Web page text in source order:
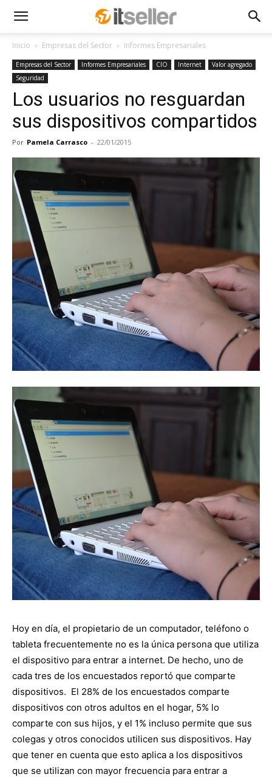
Inicio Empresas del Sector Informes Empresariales
Empresas del Sector Informes Empresariales CIO Internet
Valor agregado
Seguridad
Los usuarios no resguardan
sus dispositivos compartidos
Por Pamela Carrasco - 22/01/2015
Hoy en día, el propietario de un computador, teléfono o
tableta frecuentemente no es la única persona que utiliza
el dispositivo para entrar a internet. De hecho, uno de
cada tres de los encuestados reportó que comparte
dispositivos. El 28% de los encuestados comparte
dispositivos con otros adultos en el hogar, 5% lo
comparte con sus hijos, y el 1% incluso permite que sus
colegas y otros conocidos utilicen sus dispositivos. Hay
que tener en cuenta que esto aplica a los dispositivos
que se utilizan con mayor frecuencia para entrar a